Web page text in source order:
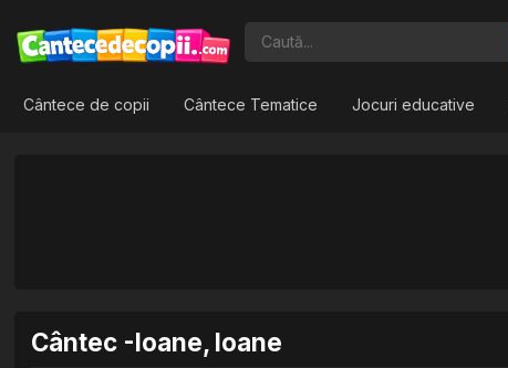
Cântece de copii Cântece Tematice Jocuri educative
Cântec -Ioane, Ioane